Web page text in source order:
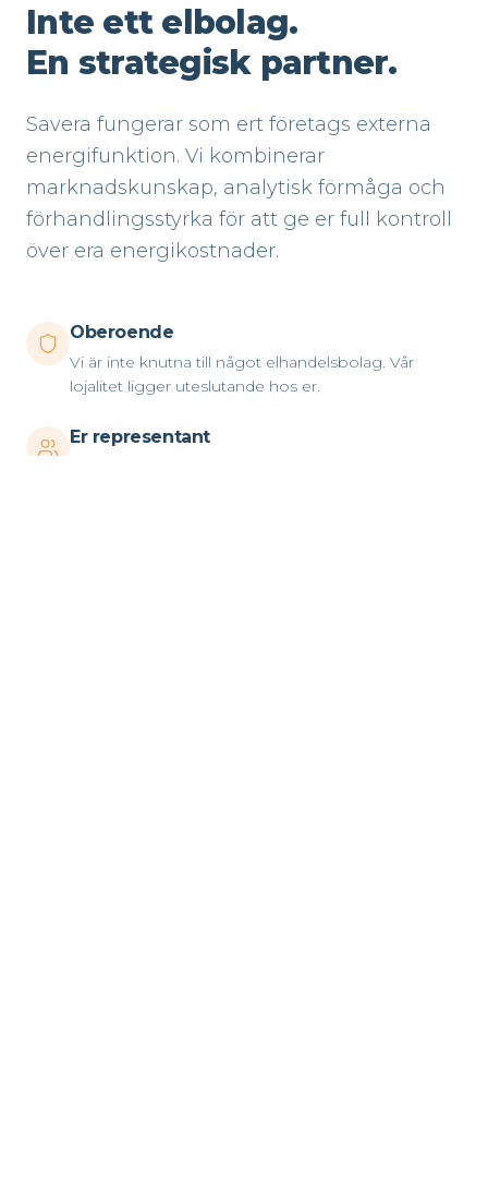
Inte ett elbolag.
En strategisk partner.
Savera fungerar som ert företags externa
energifunktion. Vi kombinerar
marknadskunskap, analytisk förmåga och
förhandlingsstyrka för att ge er full kontroll
över era energikostnader.
Oberoende
Vi är inte knutna till något elhandelsbolag. Vår
lojalitet ligger uteslutande hos er.
Er representant